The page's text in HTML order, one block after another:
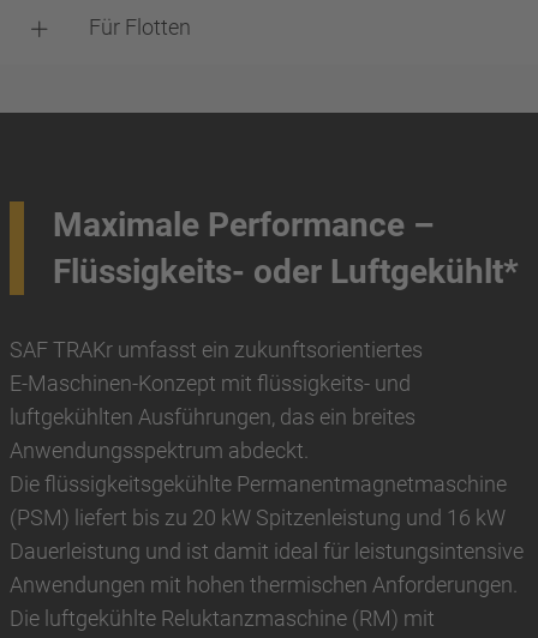
Für Flotten
Maximale Performance –
Flüssigkeits- oder Luftgekühlt*
SAF TRAKr umfasst ein zukunftsorientiertes
E‑Maschinen‑Konzept mit flüssigkeits- und
luftgekühlten Ausführungen, das ein breites
Anwendungsspektrum abdeckt.
Die flüssigkeitsgekühlte Permanentmagnetmaschine
(PSM) liefert bis zu 20 kW Spitzenleistung und 16 kW
Dauerleistung und ist damit ideal für leistungsintensive
Anwendungen mit hohen thermischen Anforderungen.
Die luftgekühlte Reluktanzmaschine (RM) mit